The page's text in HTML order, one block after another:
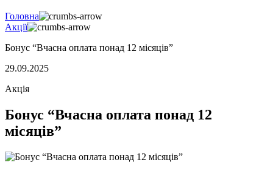
Головна
Акції
Бонус “Вчасна оплата понад 12 місяців”
29.09.2025
Акція
Бонус “Вчасна оплата понад 12
місяців”